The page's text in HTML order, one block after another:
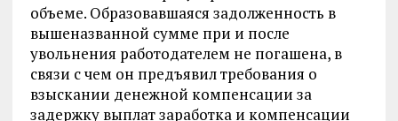
объеме. Образовавшаяся задолженность в
вышеназванной сумме при и после
увольнения работодателем не погашена, в
связи с чем он предъявил требования о
взыскании денежной компенсации за
задержку выплат заработка и компенсации